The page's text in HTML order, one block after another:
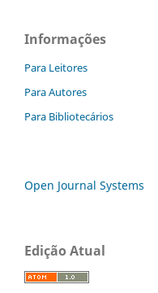
Informações
Para Leitores
Para Autores
Para Bibliotecários
Open Journal Systems
Edição Atual